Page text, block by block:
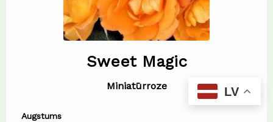
Sweet Magic
Miniatūrroze
Augstums
LV